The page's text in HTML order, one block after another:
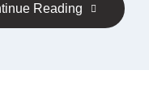
Reading